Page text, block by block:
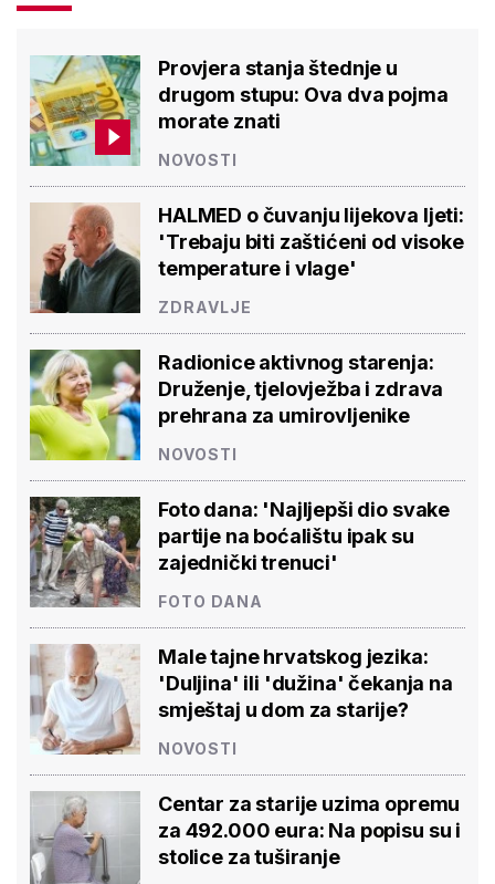
Provjera stanja štednje u
drugom stupu: Ova dva pojma
morate znati
NOVOSTI
HALMED o čuvanju lijekova ljeti:
'Trebaju biti zaštićeni od visoke
temperature i vlage'
ZDRAVLJE
Radionice aktivnog starenja:
Druženje, tjelovježba i zdrava
prehrana za umirovljenike
NOVOSTI
Foto dana: 'Najljepši dio svake
partije na boćalištu ipak su
zajednički trenuci'
FOTO DANA
Male tajne hrvatskog jezika:
'Duljina' ili 'dužina' čekanja na
smještaj u dom za starije?
NOVOSTI
Centar za starije uzima opremu
za 492.000 eura: Na popisu su i
stolice za tuširanje